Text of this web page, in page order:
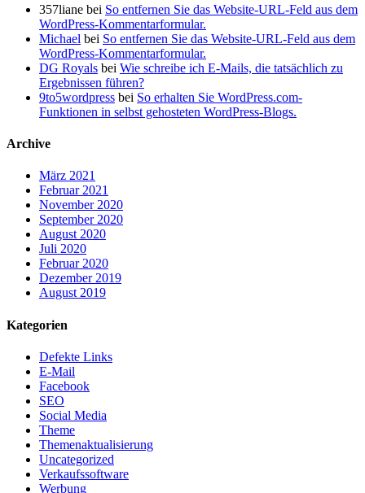
357liane bei So entfernen Sie das Website-URL-Feld aus dem
WordPress-Kommentarformular.
Michael bei So entfernen Sie das Website-URL-Feld aus dem
WordPress-Kommentarformular.
DG Royals bei Wie schreibe ich E-Mails, die tatsächlich zu
Ergebnissen führen?
9to5wordpress bei So erhalten Sie WordPress.com-
Funktionen in selbst gehosteten WordPress-Blogs.
Archive
März 2021
Februar 2021
November 2020
September 2020
August 2020
Juli 2020
Februar 2020
Dezember 2019
August 2019
Kategorien
Defekte Links
E-Mail
Facebook
SEO
Social Media
Theme
Themenaktualisierung
Uncategorized
Verkaufssoftware
Werbung